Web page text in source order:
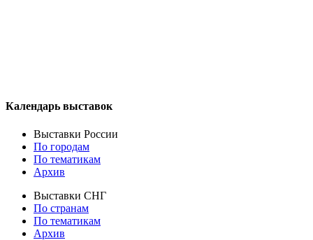
Календарь выставок
Выставки России
По городам
По тематикам
Архив
Выставки СНГ
По странам
По тематикам
Архив